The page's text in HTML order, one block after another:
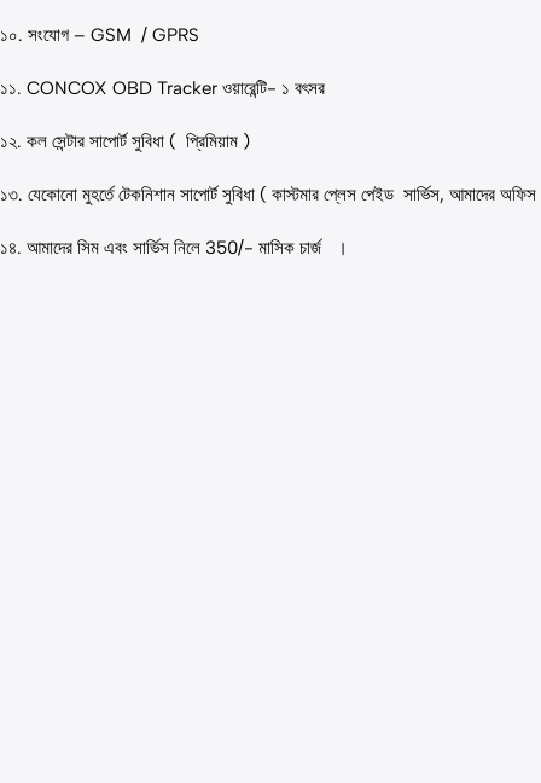
১০. সংযোগ – GSM / GPRS
১১. CONCOX OBD Tracker ওয়ারেন্টি- ১ বৎসর
১২. কল সেন্টার সাপোর্ট সুবিধা ( প্রিমিয়াম )
১৩. যেকোনো মুহর্তে টেকনিশান সাপোর্ট সুবিধা ( কাস্টমার প্লেস পেইড সার্ভিস, আমাদের
১৪. আমাদের সিম এবং সার্ভিস নিলে 350/- মাসিক চার্জ ।